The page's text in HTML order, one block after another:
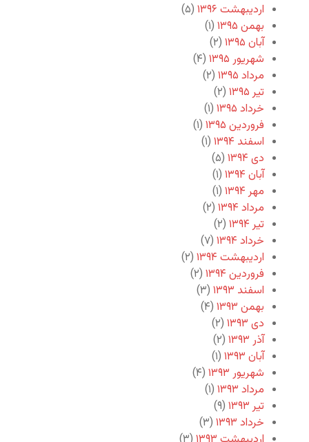
اردیبهشت ۱۳۹۶
(۵)
بهمن ۱۳۹۵
(۱)
آبان ۱۳۹۵
(۲)
شهریور ۱۳۹۵
(۴)
مرداد ۱۳۹۵
(۲)
تیر ۱۳۹۵
(۲)
خرداد ۱۳۹۵
(۱)
فروردین ۱۳۹۵
(۱)
اسفند ۱۳۹۴
(۱)
دی ۱۳۹۴
(۵)
آبان ۱۳۹۴
(۱)
مهر ۱۳۹۴
(۱)
مرداد ۱۳۹۴
(۲)
تیر ۱۳۹۴
(۲)
خرداد ۱۳۹۴
(۷)
اردیبهشت ۱۳۹۴
(۲)
فروردین ۱۳۹۴
(۲)
اسفند ۱۳۹۳
(۳)
بهمن ۱۳۹۳
(۴)
دی ۱۳۹۳
(۲)
آذر ۱۳۹۳
(۲)
آبان ۱۳۹۳
(۱)
شهریور ۱۳۹۳
(۴)
مرداد ۱۳۹۳
(۱)
تیر ۱۳۹۳
(۹)
خرداد ۱۳۹۳
(۳)